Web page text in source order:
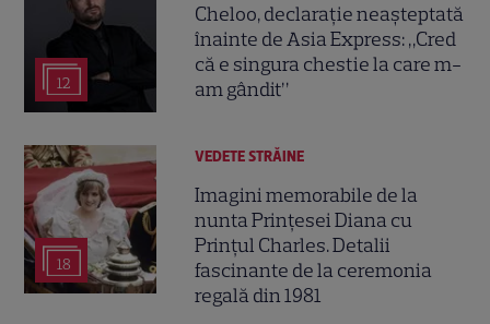
12
Cheloo, declarație neașteptată
înainte de Asia Express: „Cred
că e singura chestie la care m-
am gândit”
18
VEDETE STRĂINE
Imagini memorabile de la
nunta Prințesei Diana cu
Prințul Charles. Detalii
fascinante de la ceremonia
regală din 1981